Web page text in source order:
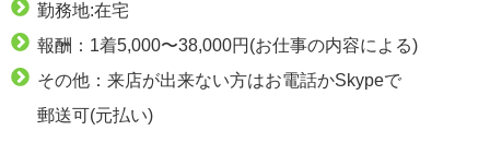
勤務地:在宅
報酬：1着5,000〜38,000円(お仕事の内容による)
その他：来店が出来ない方はお電話かSkypeで
郵送可(元払い)